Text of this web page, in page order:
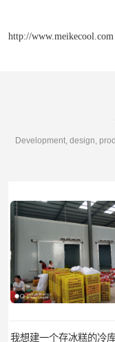
http://www.meikecool.com
我想建一个存冰糕的冷库大概10平方米 需要价格